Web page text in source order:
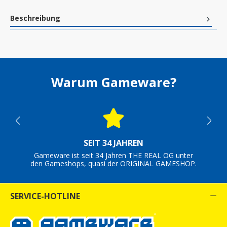
Beschreibung
Warum Gameware?
SEIT 34 JAHREN
Gameware ist seit 34 Jahren THE REAL OG unter
den Gameshops, quasi der ORIGINAL GAMESHOP.
SERVICE-HOTLINE